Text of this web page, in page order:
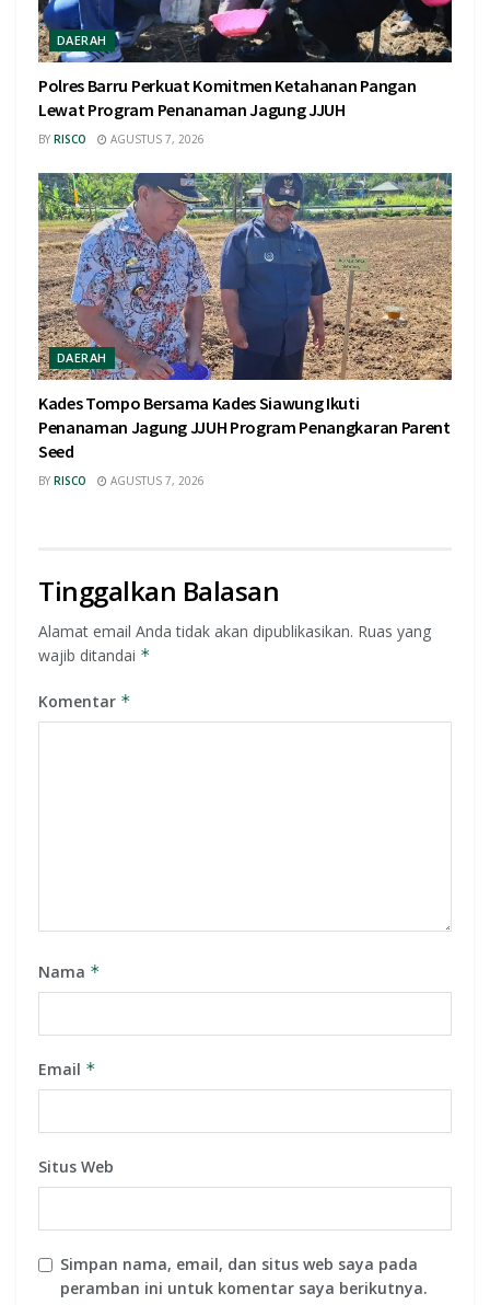
DAERAH
Polres Barru Perkuat Komitmen Ketahanan Pangan
Lewat Program Penanaman Jagung JJUH
BY RISCO AGUSTUS 7, 2026
DAERAH
Kades Tompo Bersama Kades Siawung Ikuti
Penanaman Jagung JJUH Program Penangkaran Parent
Seed
BY RISCO AGUSTUS 7, 2026
Tinggalkan Balasan
Alamat email Anda tidak akan dipublikasikan. Ruas yang
wajib ditandai *
Komentar *
Nama *
Email *
Situs Web
Simpan nama, email, dan situs web saya pada
peramban ini untuk komentar saya berikutnya.